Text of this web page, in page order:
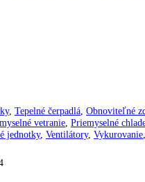
, Tepelné čerpadlá Obnoviteľné
vetranie Priemyselné
jednotky, Ventilátory, Vykurovanie